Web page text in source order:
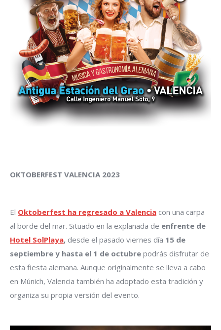
OKTOBERFEST VALENCIA 2023
El Oktoberfest ha regresado a Valencia con una carpa
al borde del mar. Situado en la explanada de enfrente de
Hotel SolPlaya, desde el pasado viernes día 15 de
septiembre y hasta el 1 de octubre podrás disfrutar de
esta fiesta alemana. Aunque originalmente se lleva a cabo
en Múnich, Valencia también ha adoptado esta tradición y
organiza su propia versión del evento.